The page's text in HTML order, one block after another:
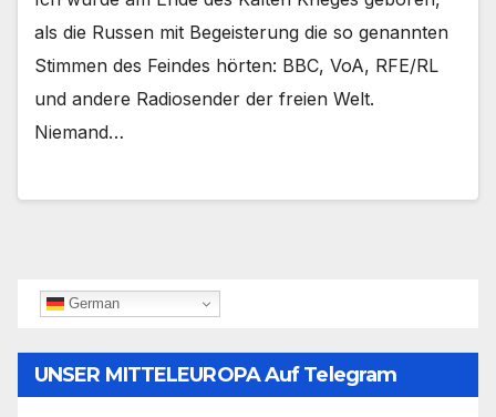
als die Russen mit Begeisterung die so genannten
Stimmen des Feindes hörten: BBC, VoA, RFE/RL
und andere Radiosender der freien Welt.
Niemand…
German
UNSER MITTELEUROPA Auf Telegram